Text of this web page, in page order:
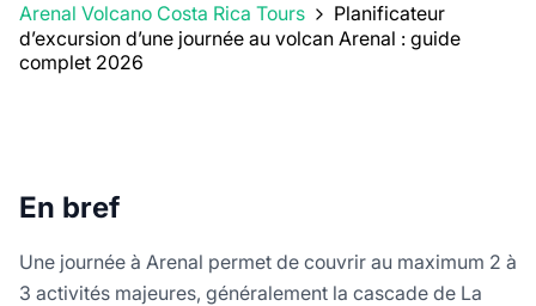
Arenal Volcano Costa Rica Tours
Planificateur
d’excursion d’une journée au volcan Arenal : guide
complet 2026
En bref
Une journée à Arenal permet de couvrir au maximum 2 à
3 activités majeures, généralement la cascade de La